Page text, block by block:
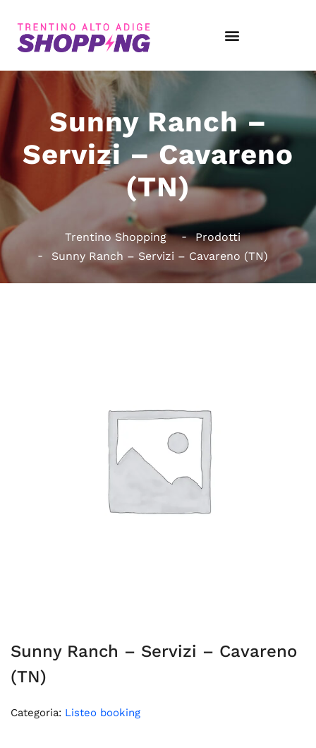
Sunny Ranch –
Servizi – Cavareno
(TN)
Trentino Shopping
Prodotti
Sunny Ranch – Servizi – Cavareno (TN)
Sunny Ranch – Servizi – Cavareno
(TN)
Categoria: Listeo booking